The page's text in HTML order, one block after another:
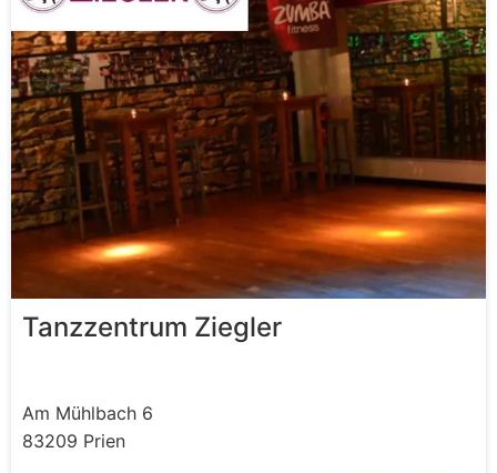
Tanzzentrum Ziegler
Am Mühlbach 6
83209 Prien